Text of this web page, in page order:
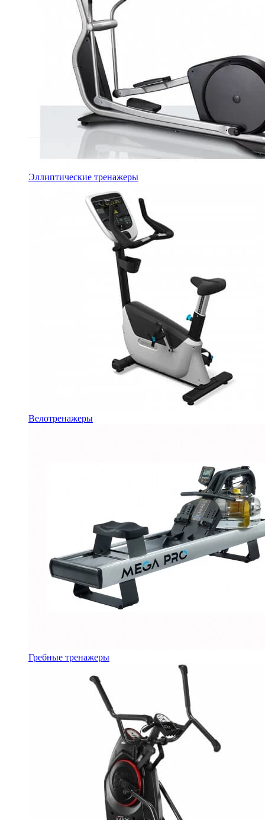
Эллиптические тренажеры
Велотренажеры
Гребные тренажеры